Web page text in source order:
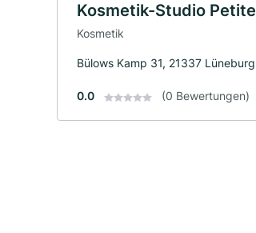
Kosmetik-Studio Petite
Kosmetik
Bülows Kamp 31, 21337 Lüneburg
0.0 (0 Bewertungen)